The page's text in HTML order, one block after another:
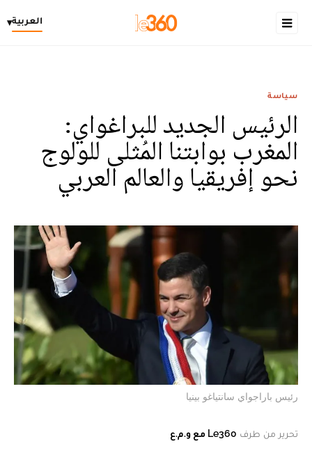
العربية▾
سياسة
الرئيس الجديد للبراغواي:
المغرب بوابتنا المُثلى للولوج
نحو إفريقيا والعالم العربي
رئيس باراجواي سانتياغو بينيا
تحرير من طرف Le360 مع و.م.ع